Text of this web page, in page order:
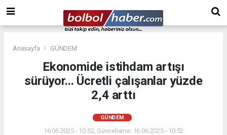
Anasayfa GÜNDEM
Ekonomide istihdam artışı
sürüyor... Ücretli çalışanlar yüzde
2,4 arttı
GÜNDEM
16.06.2025 - 10:52, Güncelleme: 16.06.2025 - 10:52